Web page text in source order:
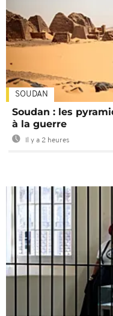
SOUDAN
Soudan : les
à la guerre
Il y a 2 heures